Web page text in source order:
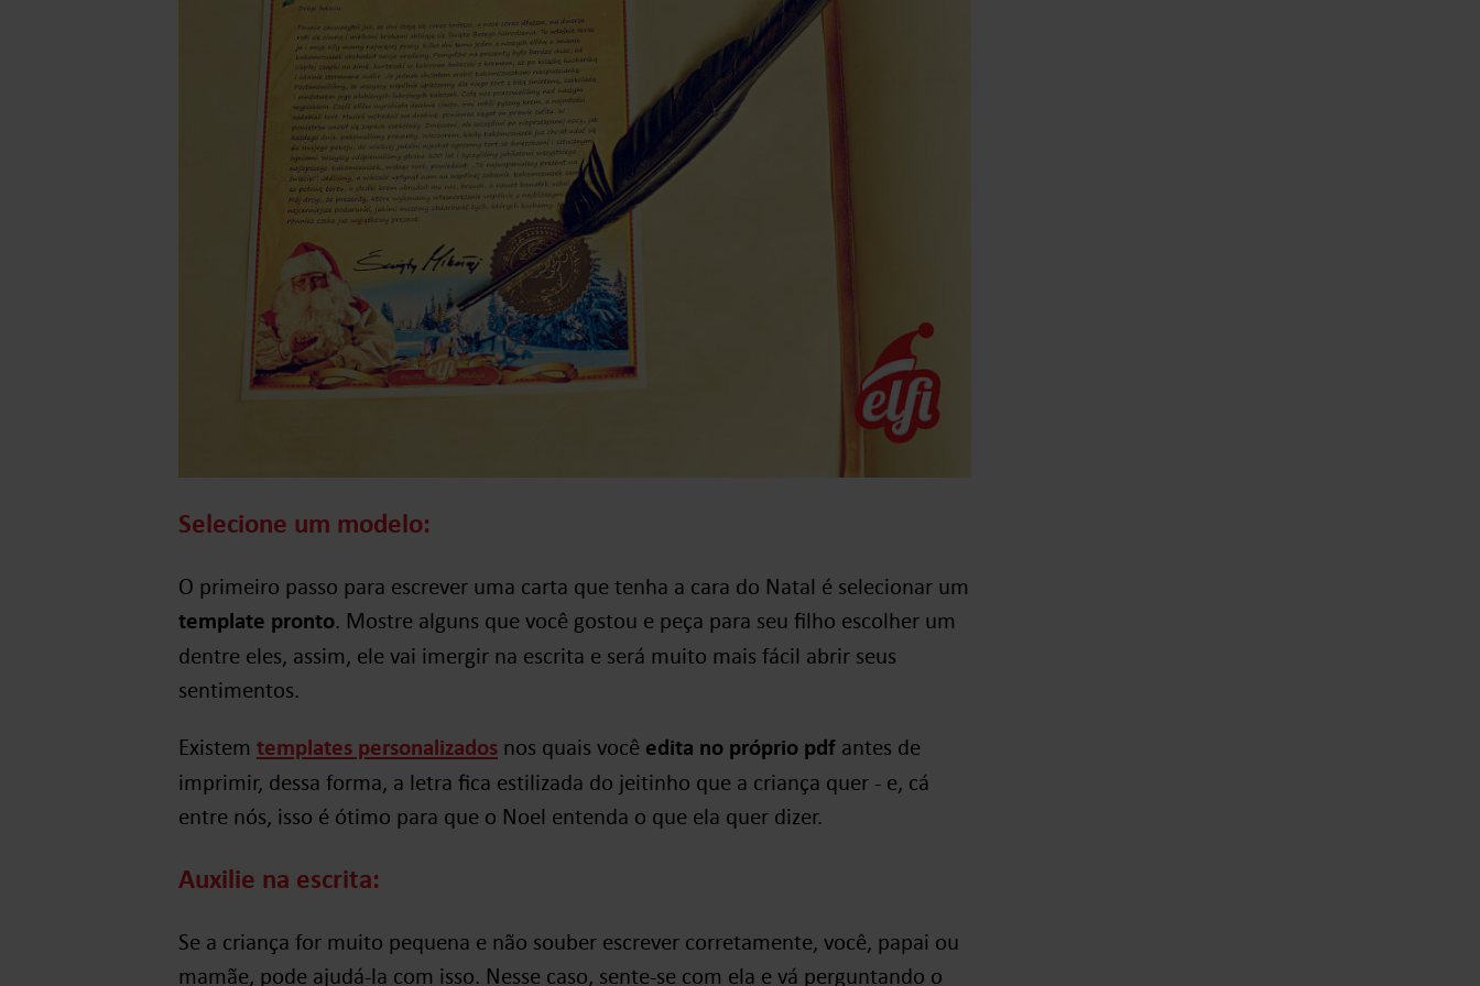
Selecione um modelo:
O primeiro passo para escrever uma carta que tenha a cara do Natal é selecionar um
template pronto. Mostre alguns que você gostou e peça para seu filho escolher um
dentre eles, assim, ele vai imergir na escrita e será muito mais fácil abrir seus
sentimentos.
Existem templates personalizados nos quais você edita no próprio pdf antes de
imprimir, dessa forma, a letra fica estilizada do jeitinho que a criança quer - e, cá
entre nós, isso é ótimo para que o Noel entenda o que ela quer dizer.
Auxilie na escrita:
Se a criança for muito pequena e não souber escrever corretamente, você, papai ou
mamãe, pode ajudá-la com isso. Nesse caso, sente-se com ela e vá perguntando o